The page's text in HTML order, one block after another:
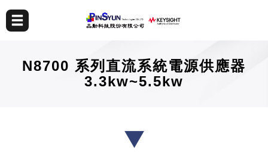
N8700 系列直流系統電源供應器
3.3kw~5.5kw